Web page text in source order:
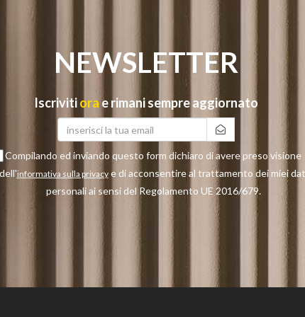
NEWSLETTER
Iscrivitiora e rimani sempre aggiornato
Compilando ed inviando questo form dichiaro di avere preso visione
dell'informativa sulla privacye di acconsentire al trattamento dei miei
personali ai sensi del Regolamento UE 2016/679.